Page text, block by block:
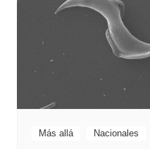
Más allá Nacionales